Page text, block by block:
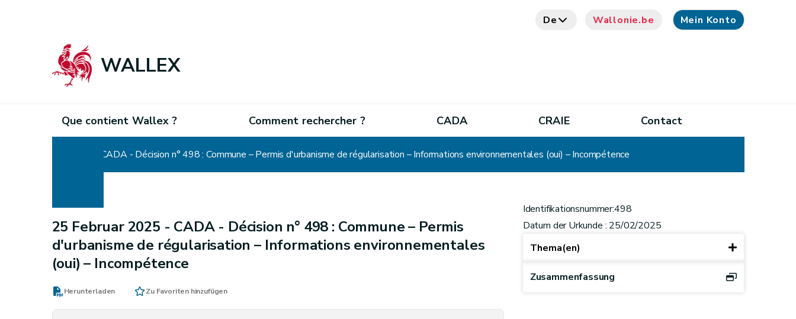
De Wallonie.be Mein Konto
WALLEX
Que contient Wallex ? Comment rechercher ? CADA CRAIE Contact
CADA - Décision n° 498 : Commune – Permis d'urbanisme de régularisation – Informations environnementales (oui) – Incompétence
25 Februar 2025 - CADA - Décision n° 498 : Commune – Permis
d'urbanisme de régularisation – Informations environnementales
(oui) – Incompétence
Herunterladen Zu Favoriten hinzufügen
Identifikationsnummer:498
Datum der Urkunde : 25/02/2025
Thema(en)
Zusammenfassung